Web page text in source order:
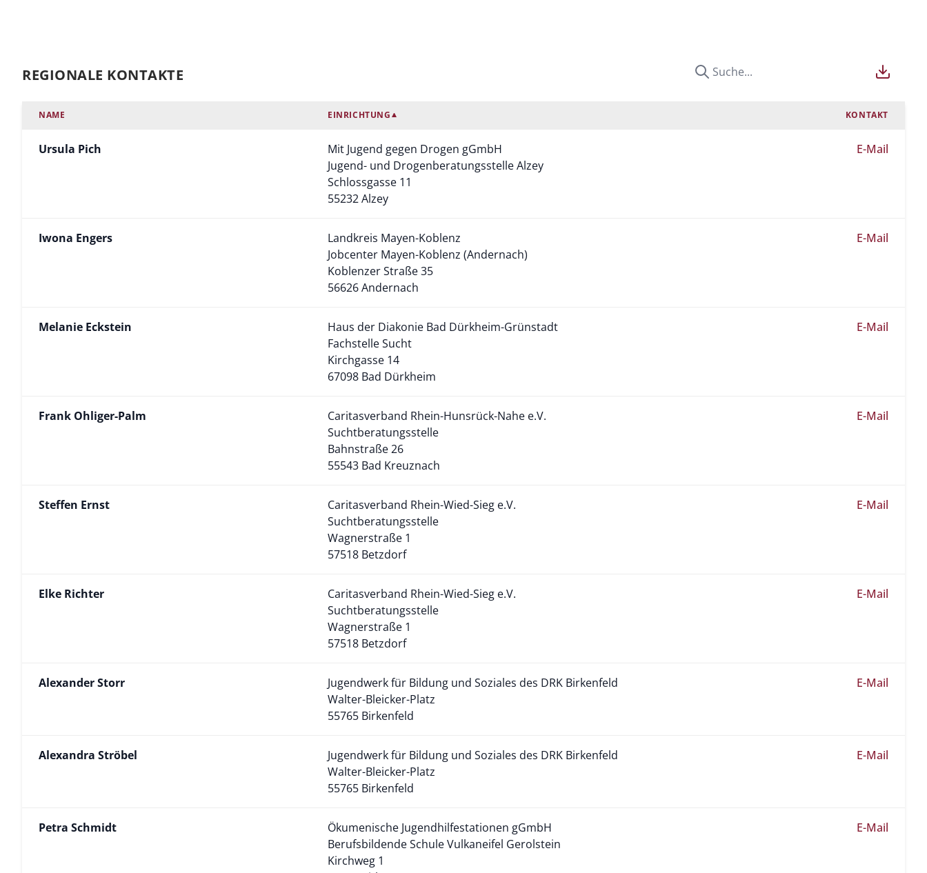
REGIONALE KONTAKTE
NAME EINRICHTUNG KONTAKT
Ursula Pich
Mit Jugend gegen Drogen gGmbH
Jugend- und Drogenberatungsstelle Alzey
Schlossgasse 11
55232 Alzey
E-Mail
Iwona Engers
Landkreis Mayen-Koblenz
Jobcenter Mayen-Koblenz (Andernach)
Koblenzer Straße 35
56626 Andernach
E-Mail
Melanie Eckstein
Haus der Diakonie Bad Dürkheim-Grünstadt
Fachstelle Sucht
Kirchgasse 14
67098 Bad Dürkheim
E-Mail
Frank Ohliger-Palm
Caritasverband Rhein-Hunsrück-Nahe e.V.
Suchtberatungsstelle
Bahnstraße 26
55543 Bad Kreuznach
E-Mail
Steffen Ernst
Caritasverband Rhein-Wied-Sieg e.V.
Suchtberatungsstelle
Wagnerstraße 1
57518 Betzdorf
E-Mail
Elke Richter
Caritasverband Rhein-Wied-Sieg e.V.
Suchtberatungsstelle
Wagnerstraße 1
57518 Betzdorf
E-Mail
Alexander Storr
Jugendwerk für Bildung und Soziales des DRK Birkenfeld
Walter-Bleicker-Platz
55765 Birkenfeld
E-Mail
Alexandra Ströbel
Jugendwerk für Bildung und Soziales des DRK Birkenfeld
Walter-Bleicker-Platz
55765 Birkenfeld
E-Mail
Petra Schmidt
Ökumenische Jugendhilfestationen gGmbH
Berufsbildende Schule Vulkaneifel Gerolstein
Kirchweg 1
E-Mail